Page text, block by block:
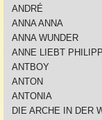
ANDRÉ
ANNA ANNA
ANNA WUNDER
ANNE LIEBT PHILIPP
ANTBOY
ANTON
ANTONIA
DIE ARCHE IN DER